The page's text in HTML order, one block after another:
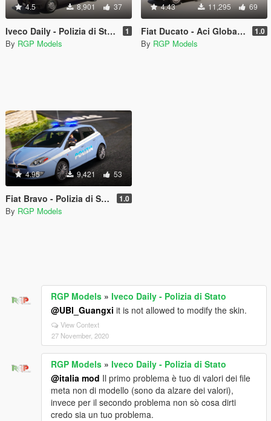
4.5 8,901 37
Iveco Daily - Polizia di Stato 1
By RGP Models
4.43 11,295 69
Fiat Ducato - Aci Global (Flatbed) 1.0
By RGP Models
4.95 9,421 53
Fiat Bravo - Polizia di Stato [ADD-ON - Replace] 1.0
By RGP Models
RGP Models » Iveco Daily - Polizia di Stato
@UBI_Guangxi it is not allowed to modify the skin.
View Context
27 November, 2020
RGP Models » Iveco Daily - Polizia di Stato
@italia mod Il primo problema è tuo di valori dei file
meta non di modello (sono da alzare dei valori),
invece per il secondo problema non sò cosa dirti
credo sia un tuo problema.